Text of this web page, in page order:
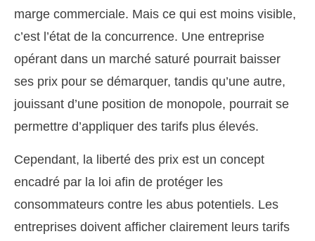
marge commerciale. Mais ce qui est moins visible,
c’est l’état de la concurrence. Une entreprise
opérant dans un marché saturé pourrait baisser
ses prix pour se démarquer, tandis qu’une autre,
jouissant d’une position de monopole, pourrait se
permettre d’appliquer des tarifs plus élevés.
Cependant, la liberté des prix est un concept
encadré par la loi afin de protéger les
consommateurs contre les abus potentiels. Les
entreprises doivent afficher clairement leurs tarifs